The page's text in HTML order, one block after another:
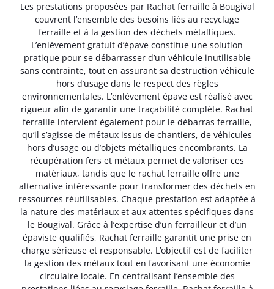
Les prestations proposées par Rachat ferraille à Bougival
couvrent l’ensemble des besoins liés au recyclage
ferraille et à la gestion des déchets métalliques.
L’enlèvement gratuit d’épave constitue une solution
pratique pour se débarrasser d’un véhicule inutilisable
sans contrainte, tout en assurant sa destruction véhicule
hors d’usage dans le respect des règles
environnementales. L’enlèvement épave est réalisé avec
rigueur afin de garantir une traçabilité complète. Rachat
ferraille intervient également pour le débarras ferraille,
qu’il s’agisse de métaux issus de chantiers, de véhicules
hors d’usage ou d’objets métalliques encombrants. La
récupération fers et métaux permet de valoriser ces
matériaux, tandis que le rachat ferraille offre une
alternative intéressante pour transformer des déchets en
ressources réutilisables. Chaque prestation est adaptée à
la nature des matériaux et aux attentes spécifiques dans
le Bougival. Grâce à l’expertise d’un ferrailleur et d’un
épaviste qualifiés, Rachat ferraille garantit une prise en
charge sérieuse et responsable. L’objectif est de faciliter
la gestion des métaux tout en favorisant une économie
circulaire locale. En centralisant l’ensemble des